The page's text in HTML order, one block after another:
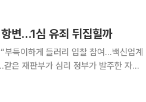
변…1심 유죄 뒤집힐까
부득이하게 들러리 입찰 참여…백신업계
리 정부가 발주한 자궁
한국백신이